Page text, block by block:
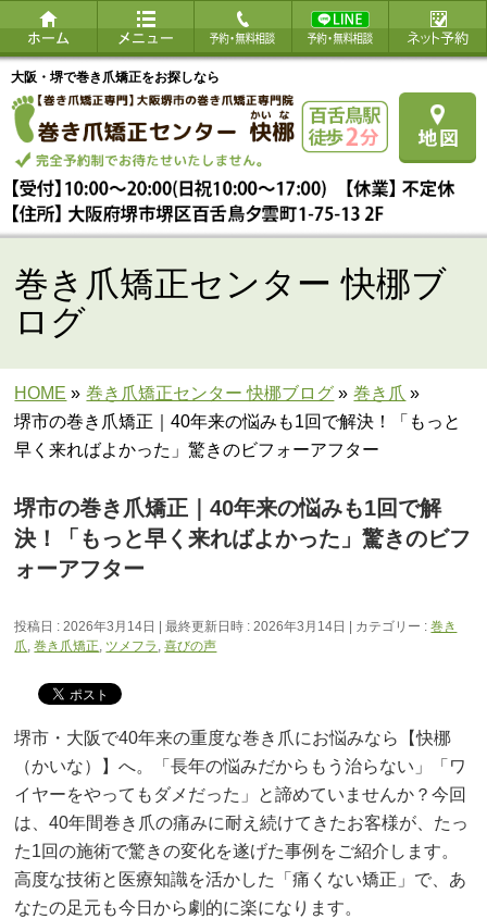
大阪・堺で巻き爪矯正をお探しなら
巻き爪矯正センター 快梛ブ
ログ
HOME » 巻き爪矯正センター 快梛ブログ » 巻き爪 »
堺市の巻き爪矯正｜40年来の悩みも1回で解決！「もっと
早く来ればよかった」驚きのビフォーアフター
堺市の巻き爪矯正｜40年来の悩みも1回で解
決！「もっと早く来ればよかった」驚きのビフ
ォーアフター
投稿日 : 2026年3月14日 最終更新日時 : 2026年3月14日 カテゴリー :巻き
爪 ,巻き爪矯正 ツメフラ ,喜びの声
堺市・大阪で40年来の重度な巻き爪にお悩みなら【快梛
（かいな）】へ。「長年の悩みだからもう治らない」「ワ
イヤーをやってもダメだった」と諦めていませんか？今回
は、40年間巻き爪の痛みに耐え続けてきたお客様が、たっ
た1回の施術で驚きの変化を遂げた事例をご紹介します。
高度な技術と医療知識を活かした「痛くない矯正」で、あ
なたの足元も今日から劇的に楽になります。